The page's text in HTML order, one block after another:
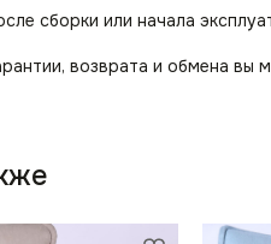
сборки или начала
возврата и обмена вы